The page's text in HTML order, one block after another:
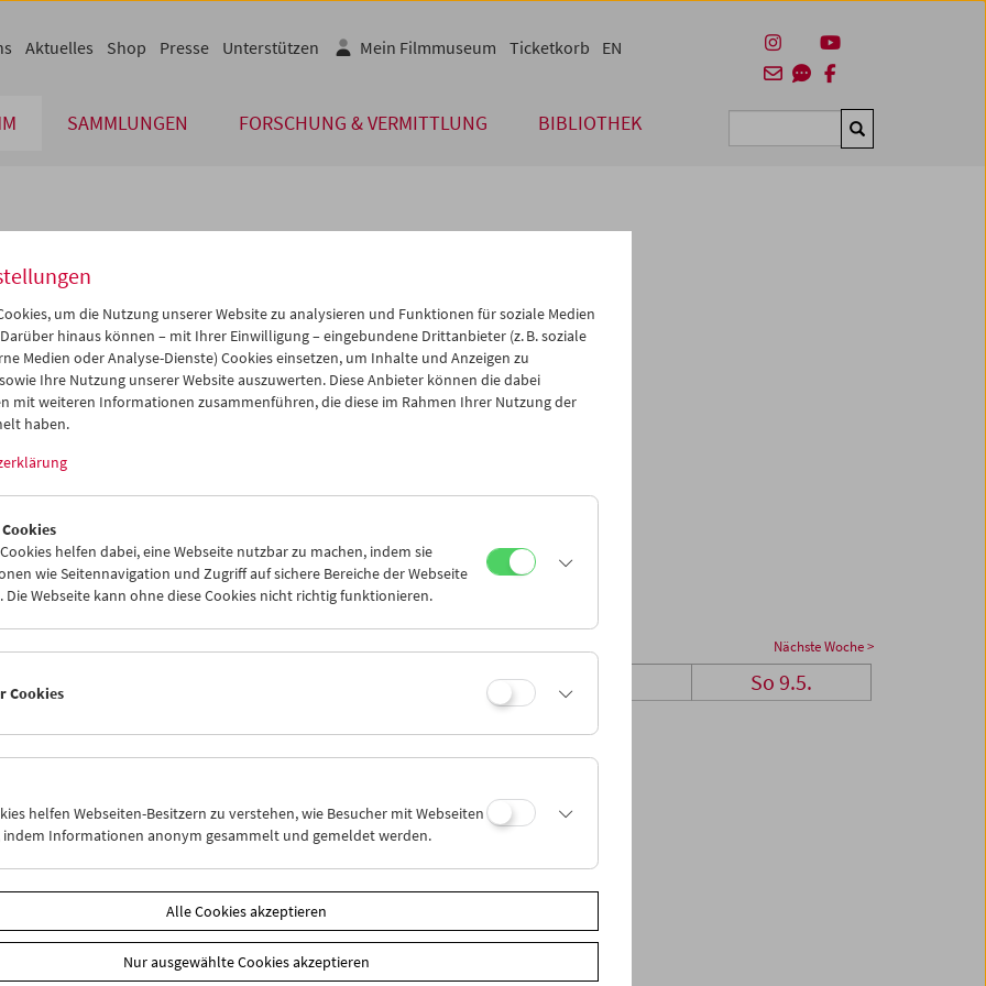
SAMMLUNGEN FORSCHUNG & VERMITTLUNG BIBLIOTHEK Suchen
Aktuelles Shop Presse Unterstützen Mein Filmmuseum Ticketkorb EN
Mai 2027 >>
Mi Do Fr Sa So
28 29 30 01
02
05 06 07 08
09
12 13
19 20
02
iCalender
Programmheft-PDF
English language or subtitles
Nächste Woche >
Mi 5.5. So 9.5.
um die Nutzung unserer Website zu analysieren und Funktionen für soziale Medien
hinaus können – mit Ihrer Einwilligung – eingebundene Drittanbieter (z. B. soziale
Medien oder Analyse-Dienste) Cookies einsetzen, um Inhalte und Anzeigen zu
Ihre Nutzung unserer Website auszuwerten. Diese Anbieter können die dabei
mit weiteren Informationen zusammenführen, die diese im Rahmen Ihrer Nutzung der
haben.
helfen dabei, eine Webseite nutzbar zu machen, indem sie
wie Seitennavigation und Zugriff auf sichere Bereiche der Webseite
Die Webseite kann ohne diese Cookies nicht richtig funktionieren.
Cookies
helfen Webseiten-Besitzern zu verstehen, wie Besucher mit Webseiten
indem Informationen anonym gesammelt und gemeldet werden.
Alle Cookies akzeptieren
Nur ausgewählte Cookies akzeptieren